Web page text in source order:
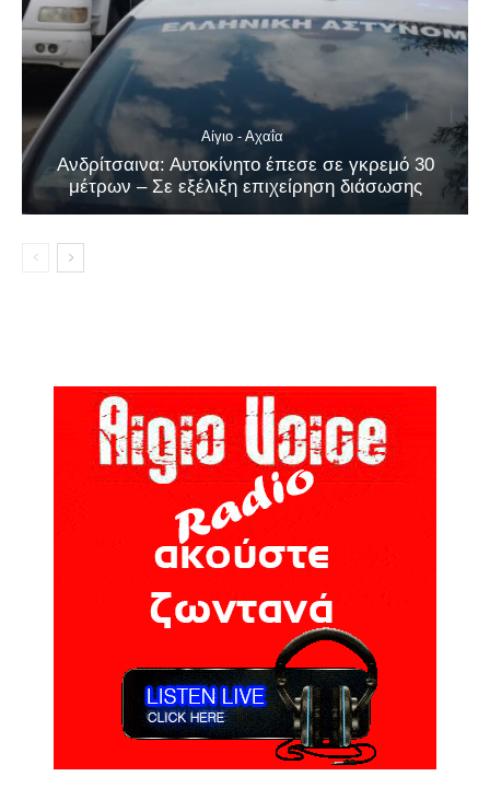
Αίγιο - Αχαΐα
Ανδρίτσαινα: Αυτοκίνητο έπεσε σε γκρεμό 30
μέτρων – Σε εξέλιξη επιχείρηση διάσωσης